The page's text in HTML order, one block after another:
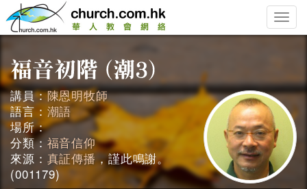
Toggle
講員：陳恩明牧師
語言： 潮語
場所：
分類： 福音信仰
來源： 真証傳播，謹此鳴謝。
(001179)